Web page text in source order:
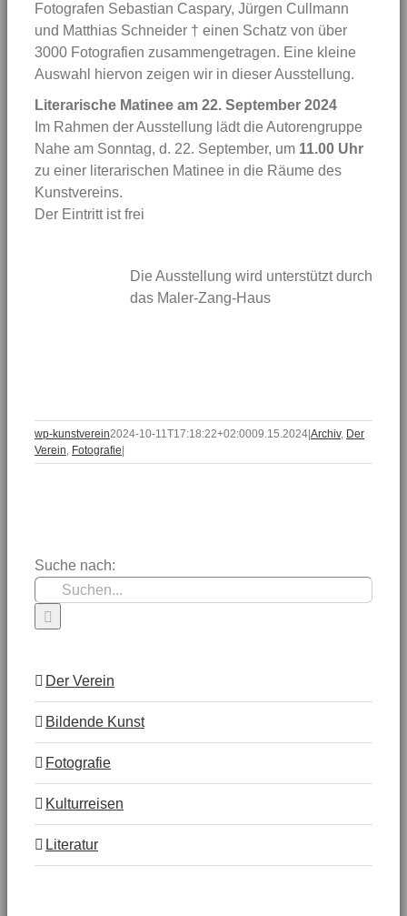
Fotografen Sebastian Caspary, Jürgen Cullmann
und Matthias Schneider † einen Schatz von über
3000 Fotografien zusammengetragen. Eine kleine
Auswahl hiervon zeigen wir in dieser Ausstellung.
Literarische Matinee am 22. September 2024
Im Rahmen der Ausstellung lädt die Autorengruppe
Nahe am Sonntag, d. 22. September, um 11.00 Uhr
zu einer literarischen Matinee in die Räume des
Kunstvereins.
Der Eintritt ist frei
Die Ausstellung wird unterstützt durch
das Maler-Zang-Haus
wp-kunstverein2024-10-11T17:18:22+02:0009.15.2024 Archiv, Der
Verein, Fotografie
Suche nach:
Der Verein
Bildende Kunst
Fotografie
Kulturreisen
Literatur